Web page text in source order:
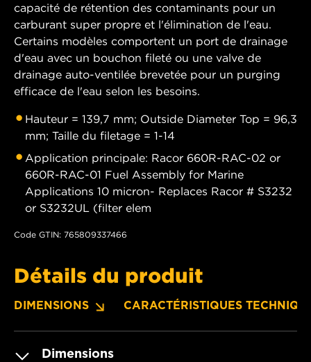
capacité de rétention des contaminants pour un
carburant super propre et l'élimination de l'eau.
Certains modèles comportent un port de drainage
d'eau avec un bouchon fileté ou une valve de
drainage auto-ventilée brevetée pour un purging
efficace de l'eau selon les besoins.
Hauteur = 139,7 mm; Outside Diameter Top = 96,3
mm; Taille du filetage = 1-14
Application principale: Racor 660R-RAC-02 or
660R-RAC-01 Fuel Assembly for Marine
Applications 10 micron- Replaces Racor # S3232
or S3232UL (filter elem
Code GTIN: 765809337466
Détails du produit
DIMENSIONS CARACTÉRISTIQUES
Dimensions